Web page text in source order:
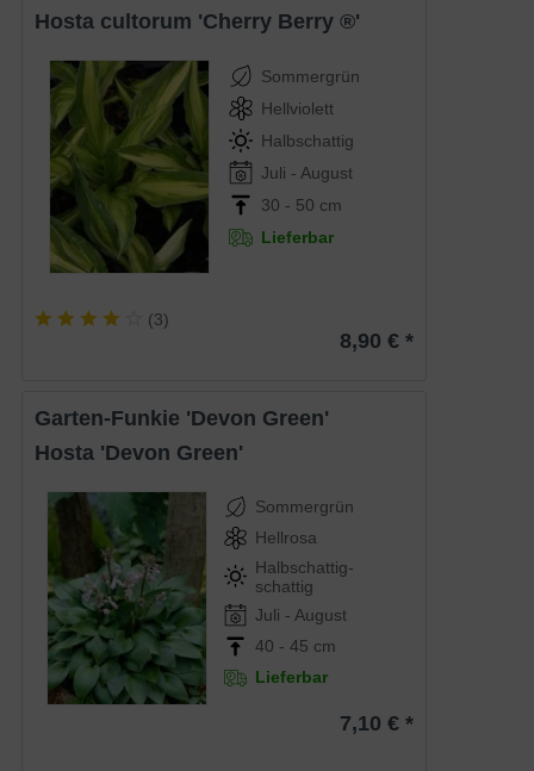
Hosta cultorum 'Cherry Berry ®'
Sommergrün
Hellviolett
Halbschattig
Juli - August
30 - 50 cm
Lieferbar
(3)
8,90 € *
Garten-Funkie 'Devon Green'
Hosta 'Devon Green'
Sommergrün
Hellrosa
Halbschattig-
schattig
Juli - August
40 - 45 cm
Lieferbar
7,10 € *